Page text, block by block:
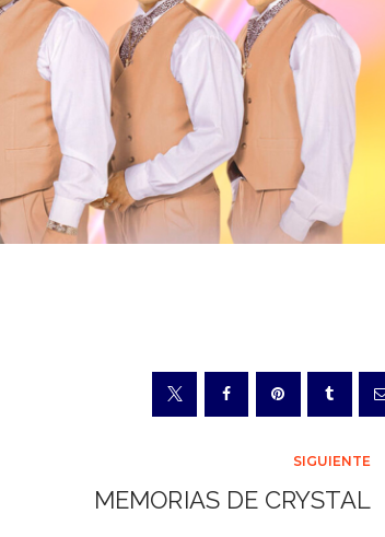
SIGUIENTE
MEMORIAS DE CRYSTAL